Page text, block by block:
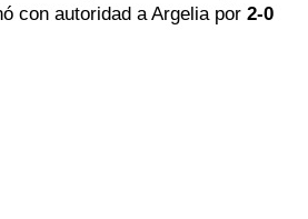
con autoridad a Argelia por 2-0